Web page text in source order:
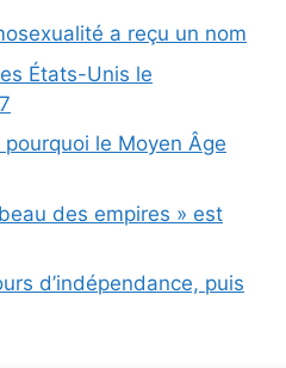
a reçu un nom
États-Unis le
le Moyen Âge
des empires » est
d’indépendance, puis